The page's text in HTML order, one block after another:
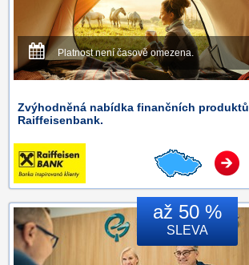
Platnost není časově omezena.
Zvýhodněná nabídka finančních produktů
Raiffeisenbank.
až 50 %
SLEVA